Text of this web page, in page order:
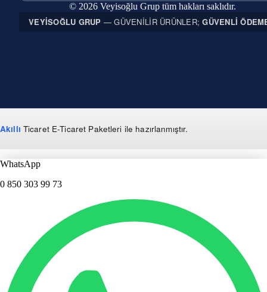
© 2026 Veyisoğlu Grup tüm hakları saklıdır.
VEYISOĞLU GRUP — GÜVENILIR ÜRÜNLER;GÜVENLI
Akıllı Ticaret E-Ticaret Paketleri ile hazırlanmıştır.
WhatsApp
0 850 303 99 73